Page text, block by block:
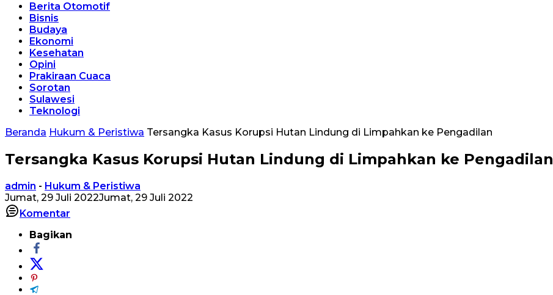
Berita Otomotif
Bisnis
Budaya
Ekonomi
Kesehatan
Opini
Prakiraan Cuaca
Sorotan
Sulawesi
Teknologi
Beranda Hukum & Peristiwa Tersangka Kasus Korupsi Hutan Lindung di Limpahkan ke Pengadilan
Tersangka Kasus Korupsi Hutan Lindung di Limpahkan ke Pengadilan
admin - Hukum & Peristiwa
Jumat, 29 Juli 2022Jumat, 29 Juli 2022
Komentar
Bagikan